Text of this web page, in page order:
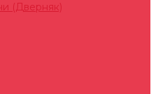
(Дверняк)